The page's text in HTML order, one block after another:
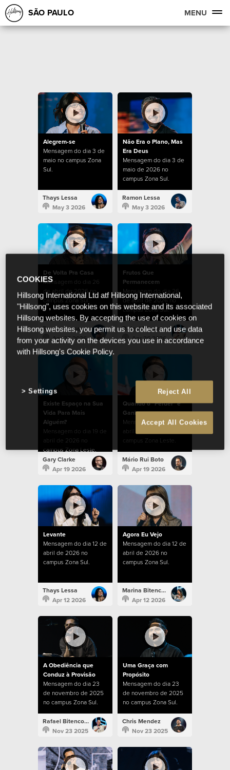
SÃO PAULO MENU
Alegrem-se
Mensagem do dia 3 de
maio no campus Zona
Sul.
Thays Lessa
May 3 2026
Não Era o Plano, Mas
Era Deus
Mensagem do dia 3 de
maio de 2026 no
campus Zona Sul.
Ramon Lessa
May 3 2026
De Volta Pra Casa
Mensagem do dia 26
de abril de 2026 no
campus Zona Sul.
Ramon Lessa
Apr 26 2026
Frutos Que
Permanecem
Mensagem do dia 26
de abril de 2026 no
campus Zona Sul.
Rafael Bitencourt
Apr 26 2026
Existe Espaço na Sua
Vida Para Mais
Alguém?
Mensagem do dia 19 de
abril de 2026 no
campus Zona Leste.
Gary Clarke
Apr 19 2026
Quando o "Perder" é
Ganhar
Mensagem do dia 19 de
abril de 2026 no
campus Zona Leste.
Mário Rui Boto
Apr 19 2026
Levante
Mensagem do dia 12 de
abril de 2026 no
campus Zona Sul.
Thays Lessa
Apr 12 2026
Agora Eu Vejo
Mensagem do dia 12 de
abril de 2026 no
campus Zona Sul.
Marina Bitencourt
Apr 12 2026
A Obediência que
Conduz à Provisão
Mensagem do dia 23
de novembro de 2025
no campus Zona Sul.
Rafael Bitencourt
Nov 23 2025
Uma Graça com
Propósito
Mensagem do dia 23
de novembro de 2025
no campus Zona Sul.
Chris Mendez
Nov 23 2025
COOKIES
Hillsong International Ltd atf Hillsong International,
"Hillsong", uses cookies on this website and its associated
Hillsong websites. By accepting the use of cookies on
Hillsong websites, you permit us to collect and use data
from your activity on the devices you use in accordance
with Hillsong's Cookie Policy.
Reject All
Accept All Cookies
Settings